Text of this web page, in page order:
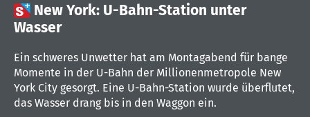
 New York: U-Bahn-Station unter
Wasser
Ein schweres Unwetter hat am Montagabend für bange
Momente in der U-Bahn der Millionenmetropole New
York City gesorgt. Eine U-Bahn-Station wurde überflutet,
das Wasser drang bis in den Waggon ein.